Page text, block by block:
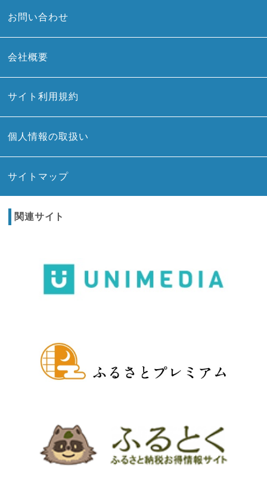
お問い合わせ
会社概要
サイト利用規約
個人情報の取扱い
サイトマップ
関連サイト